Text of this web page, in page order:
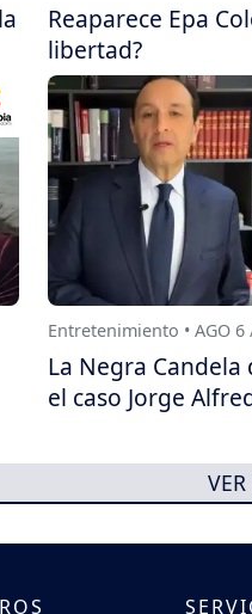
Reaparece Epa
libertad?
Entretenimiento • AGO 6
La Negra
el caso Jorge